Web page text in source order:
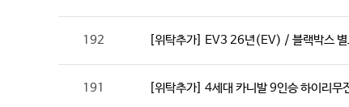
192 [위탁추가] EV3 26년(EV) / 블랙박스
191 [위탁추가] 4세대 카니발 9인승 하이리